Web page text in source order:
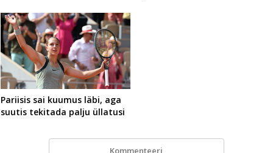
Pariisis sai kuumus läbi, aga
suutis tekitada palju üllatusi
Kommenteeri